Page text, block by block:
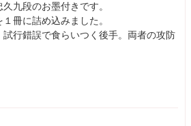
九段のお墨付きです。
冊に詰め込みました。
行錯誤で食らいつく後手。両者の攻防